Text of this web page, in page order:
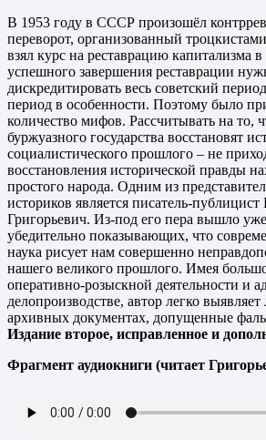
В 1953 году в СССР произошёл
переворот, организованный
взял курс на реставрацию капитализма
успешного завершения реставрации
дискредитировать весь советский
период в особенности. Поэтому было
количество мифов. Рассчитывать на то,
буржуазного государства восстановят
социалистического прошлого ‒ не
восстановления исторической правды
простого народа. Одним из
историков является писатель-публицист
Григорьевич. Из-под его пера вышло уже
убедительно показывающих, что
наука рисует нам совершенно
нашего великого прошлого. Имея
оперативно-розыскной деятельности и
делопроизводстве, автор легко
архивных документах, допущенные
Издание второе, исправленное и
Фрагмент аудиокниги (читает